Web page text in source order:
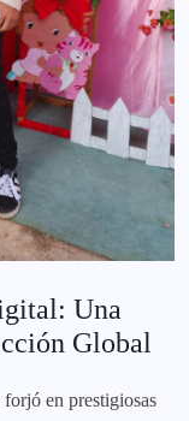
Una
Global
en prestigiosas